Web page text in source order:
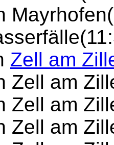
Zell am
Zell am
Zell am
Zell am